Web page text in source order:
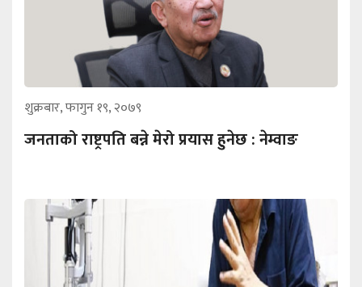
शुक्रबार, फागुन १९, २०७९
जनताको राष्ट्रपति बन्ने मेरो प्रयास हुनेछ : नेम्वाङ